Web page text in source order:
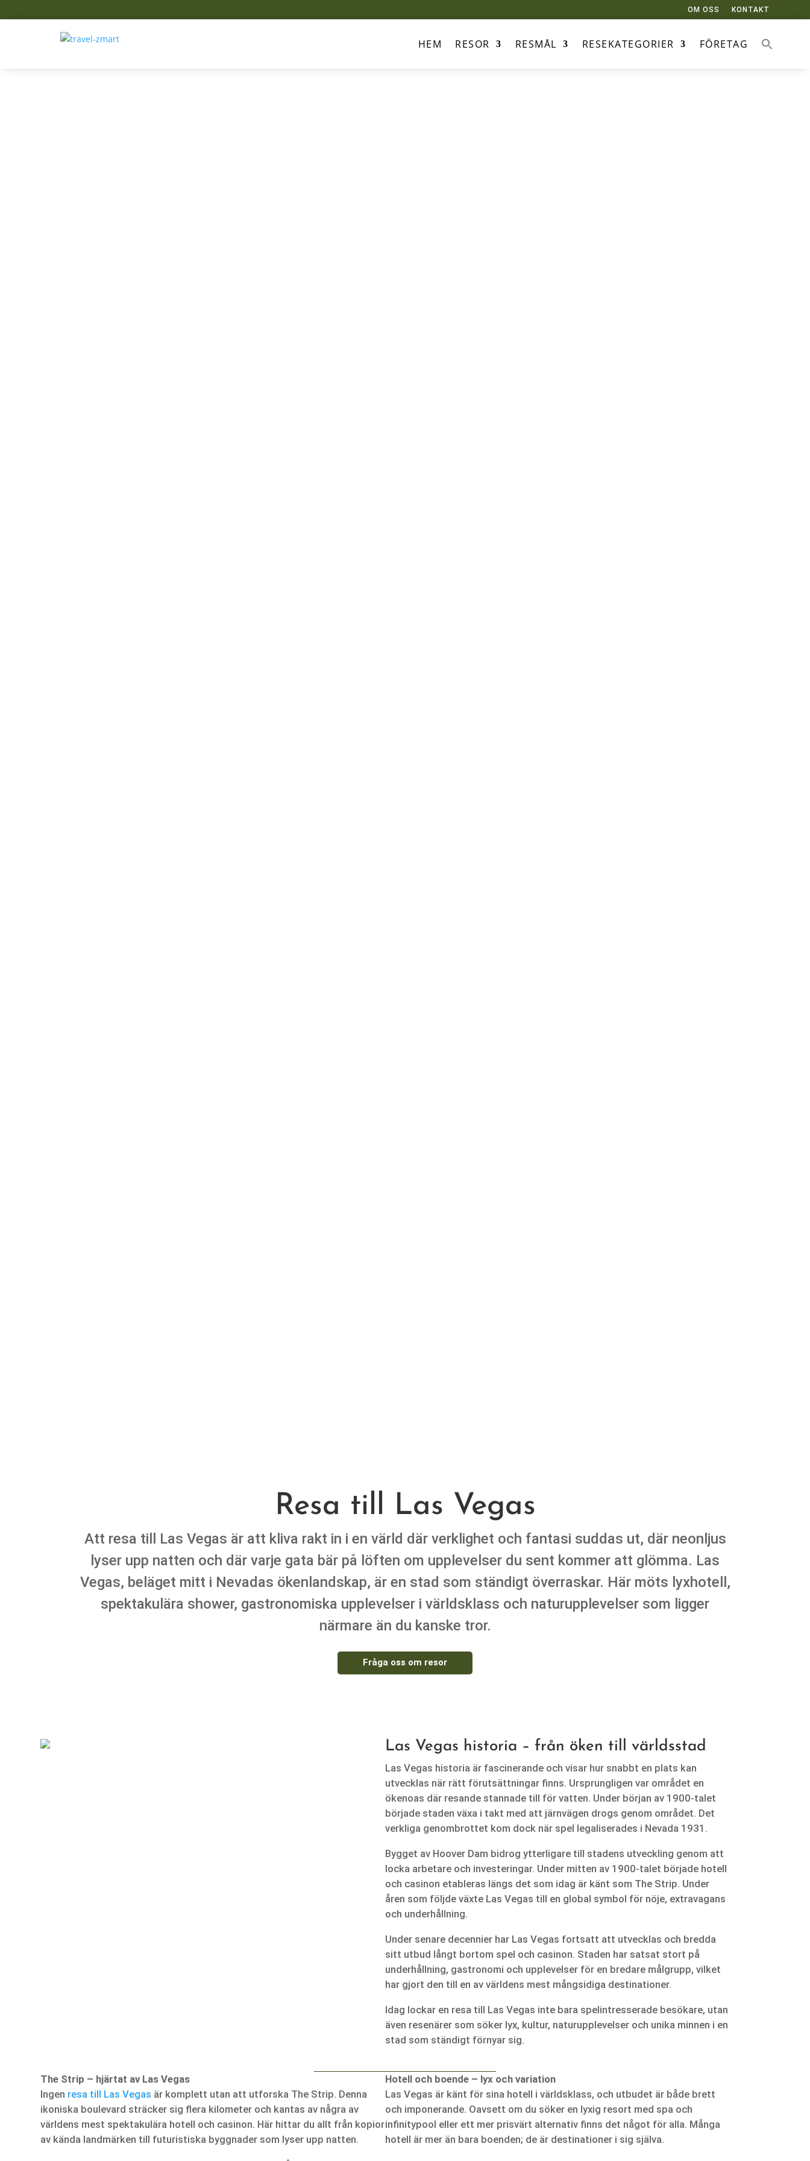
OM OSS KONTAKT
HEM RESOR RESMÅL RESEKATEGORIER FÖRETAG
Resa till Las Vegas
Att resa till Las Vegas är att kliva rakt in i en värld där verklighet och fantasi suddas ut, där neonljus
lyser upp natten och där varje gata bär på löften om upplevelser du sent kommer att glömma. Las
Vegas, beläget mitt i Nevadas ökenlandskap, är en stad som ständigt överraskar. Här möts lyxhotell,
spektakulära shower, gastronomiska upplevelser i världsklass och naturupplevelser som ligger
närmare än du kanske tror.
Fråga oss om resor
Las Vegas historia – från öken till världsstad
Las Vegas historia är fascinerande och visar hur snabbt en plats kan
utvecklas när rätt förutsättningar finns. Ursprungligen var området en
ökenoas där resande stannade till för vatten. Under början av 1900-talet
började staden växa i takt med att järnvägen drogs genom området. Det
verkliga genombrottet kom dock när spel legaliserades i Nevada 1931.
Bygget av Hoover Dam bidrog ytterligare till stadens utveckling genom att
locka arbetare och investeringar. Under mitten av 1900-talet började hotell
och casinon etableras längs det som idag är känt som The Strip. Under
åren som följde växte Las Vegas till en global symbol för nöje, extravagans
och underhållning.
Under senare decennier har Las Vegas fortsatt att utvecklas och bredda
sitt utbud långt bortom spel och casinon. Staden har satsat stort på
underhållning, gastronomi och upplevelser för en bredare målgrupp, vilket
har gjort den till en av världens mest mångsidiga destinationer.
Idag lockar en resa till Las Vegas inte bara spelintresserade besökare, utan
även resenärer som söker lyx, kultur, naturupplevelser och unika minnen i en
stad som ständigt förnyar sig.
The Strip – hjärtat av Las Vegas
Ingen resa till Las Vegas är komplett utan att utforska The Strip. Denna
ikoniska boulevard sträcker sig flera kilometer och kantas av några av
världens mest spektakulära hotell och casinon. Här hittar du allt från kopior
av kända landmärken till futuristiska byggnader som lyser upp natten.
Hotell och boende – lyx och variation
Las Vegas är känt för sina hotell i världsklass, och utbudet är både brett
och imponerande. Oavsett om du söker en lyxig resort med spa och
infinitypool eller ett mer prisvärt alternativ finns det något för alla. Många
hotell är mer än bara boenden; de är destinationer i sig själva.